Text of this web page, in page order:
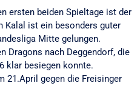
ersten beiden Spieltage ist der
Kalal ist ein besonders guter
Mitte gelungen.
Dragons nach Deggendorf, die
klar besiegen konnte.
21.April gegen die Freisinger